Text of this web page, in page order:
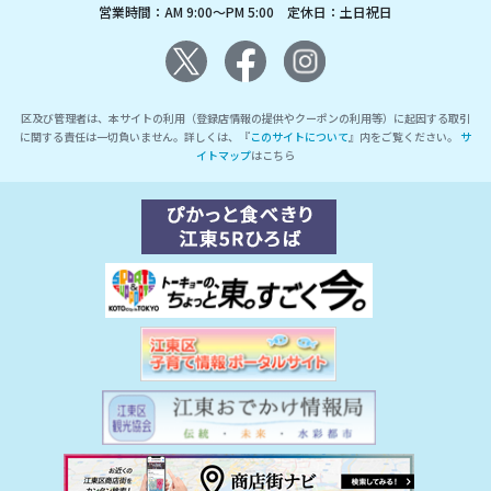
営業時間：AM 9:00～PM 5:00 定休日：土日祝日
区及び管理者は、本サイトの利用（登録店情報の提供やクーポンの利用等）に起因する取引
に関する責任は一切負いません。詳しくは、『このサイトについて』内をご覧ください。 サ
イトマップはこちら